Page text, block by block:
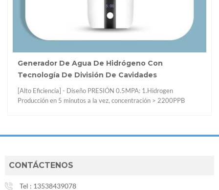
Con
1.Hidrogen
> 2200PPB
Confiable] Food-
sin disolución y
Cuidado De La Salud
Botella De Agua De
El beneficio para beber agua de
Las botellas de agua pueden ayudarlo
CONTÁCTENOS
Tel : 13538439078